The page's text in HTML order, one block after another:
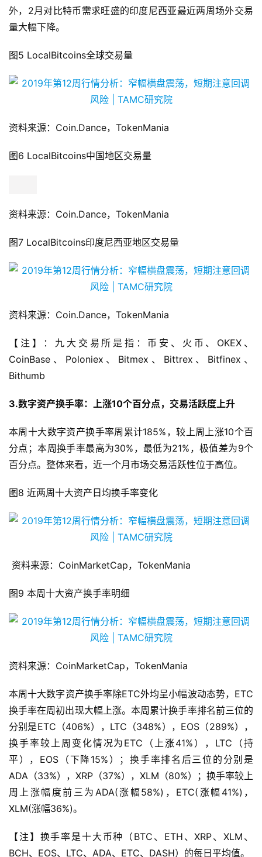
美洲国家及地区的比特币场外交易需求整体有所下滑；此
外，2月对比特币需求旺盛的印度尼西亚最近两周场外交易
资料来源：Coin.Dance，TokenMania
图7 LocalBitcoins印度尼西亚地区交易量
资料来源：Coin.Dance，TokenMania
【注】：九大交易所是指：币安、火币、OKEX、
Bithumb
3.数字资产换手率：上涨10个百分点，交易活跃度上升
本周十大数字资产换手率周累计185%，较上周上涨10个百
百分点。整体来看，近一个月市场交易活跃性位于高位。
图8 近两周十大资产日均换手率变化
资料来源：CoinMarketCap，TokenMania
图9 本周十大资产换手率明细
资料来源：CoinMarketCap，TokenMania
本周十大数字资产换手率除ETC外均呈小幅波动态势，ETC
换手率在周初出现大幅上涨。本周累计换手率排名前三位的
分别是ETC（406%），LTC（348%），EOS（289%），
换手率较上周变化情况为ETC（上涨41%），LTC（持
平），EOS（下降15%）；换手率排名后三位的分别是
ADA（33%），XRP（37%），XLM（80%）；换手率较上
XLM(涨幅36%)。